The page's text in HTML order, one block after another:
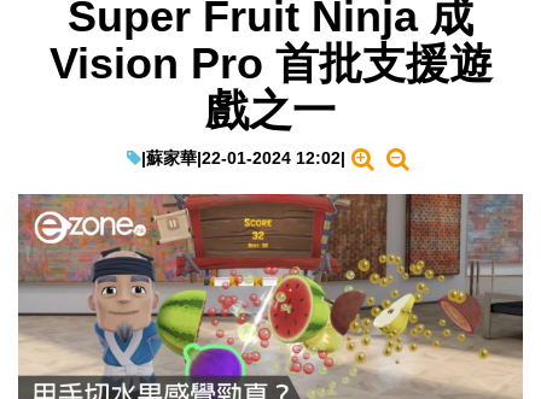
Super Fruit Ninja 成
Vision Pro 首批支援遊
戲之一
|蘇家華|22-01-2024 12:02|